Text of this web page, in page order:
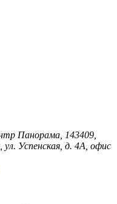
Панорама, 143409,
ул. Успенская, д. 4А, офис